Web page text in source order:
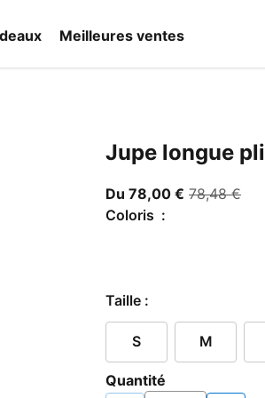
Meilleures ventes
Jupe longue
Du 78,00 € À partir du
78,48 €
Coloris :
Taille :
S M
Quantité